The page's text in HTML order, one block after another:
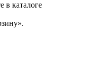
в каталоге